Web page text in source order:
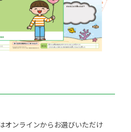
オンラインからお選びいただけ